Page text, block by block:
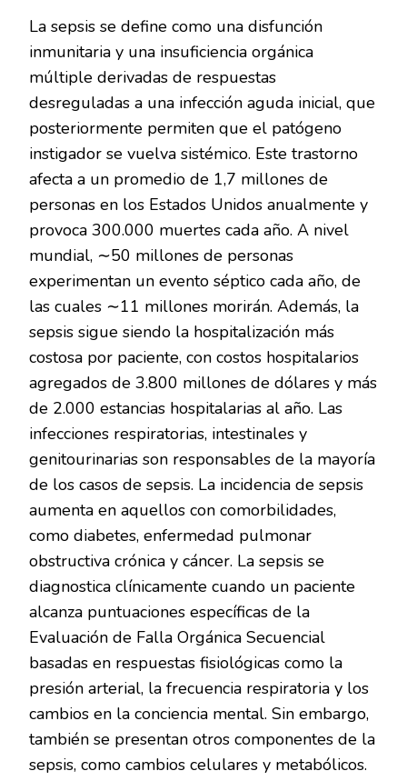
La sepsis se define como una disfunción
inmunitaria y una insuficiencia orgánica
múltiple derivadas de respuestas
desreguladas a una infección aguda inicial, que
posteriormente permiten que el patógeno
instigador se vuelva sistémico. Este trastorno
afecta a un promedio de 1,7 millones de
personas en los Estados Unidos anualmente y
provoca 300.000 muertes cada año. A nivel
mundial, ∼50 millones de personas
experimentan un evento séptico cada año, de
las cuales ∼11 millones morirán. Además, la
sepsis sigue siendo la hospitalización más
costosa por paciente, con costos hospitalarios
agregados de 3.800 millones de dólares y más
de 2.000 estancias hospitalarias al año. Las
infecciones respiratorias, intestinales y
genitourinarias son responsables de la mayoría
de los casos de sepsis. La incidencia de sepsis
aumenta en aquellos con comorbilidades,
como diabetes, enfermedad pulmonar
obstructiva crónica y cáncer. La sepsis se
diagnostica clínicamente cuando un paciente
alcanza puntuaciones específicas de la
Evaluación de Falla Orgánica Secuencial
basadas en respuestas fisiológicas como la
presión arterial, la frecuencia respiratoria y los
cambios en la conciencia mental. Sin embargo,
también se presentan otros componentes de la
sepsis, como cambios celulares y metabólicos.